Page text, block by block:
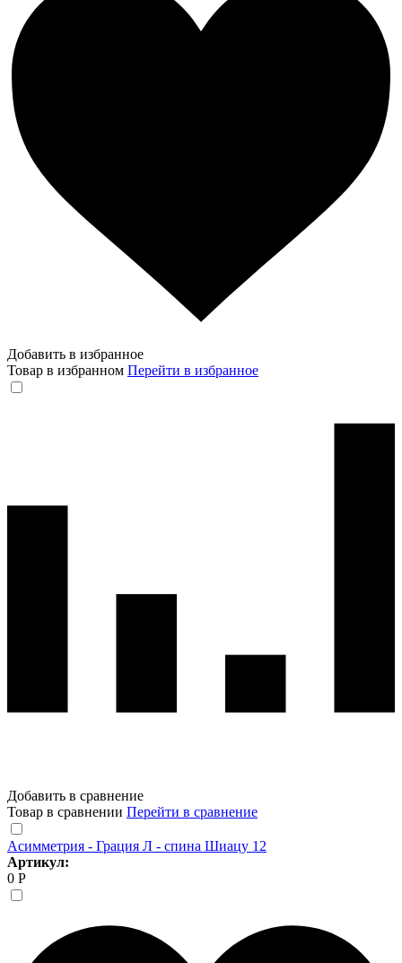
Добавить в избранное
Товар в избранном Перейти в избранное
Добавить в сравнение
Товар в сравнении Перейти в сравнение
Асимметрия - Грация Л - спина Шиацу 12
Артикул:
0 Р